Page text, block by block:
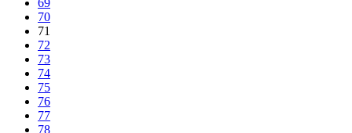
69
70
71
72
73
74
75
76
77
78